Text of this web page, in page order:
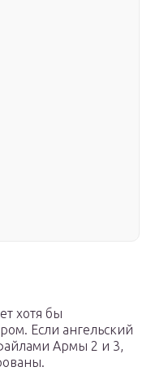
хотя бы
Если ангельский
Армы 2 и 3,